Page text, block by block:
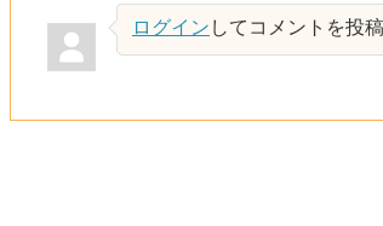
ログイン してコメントを投